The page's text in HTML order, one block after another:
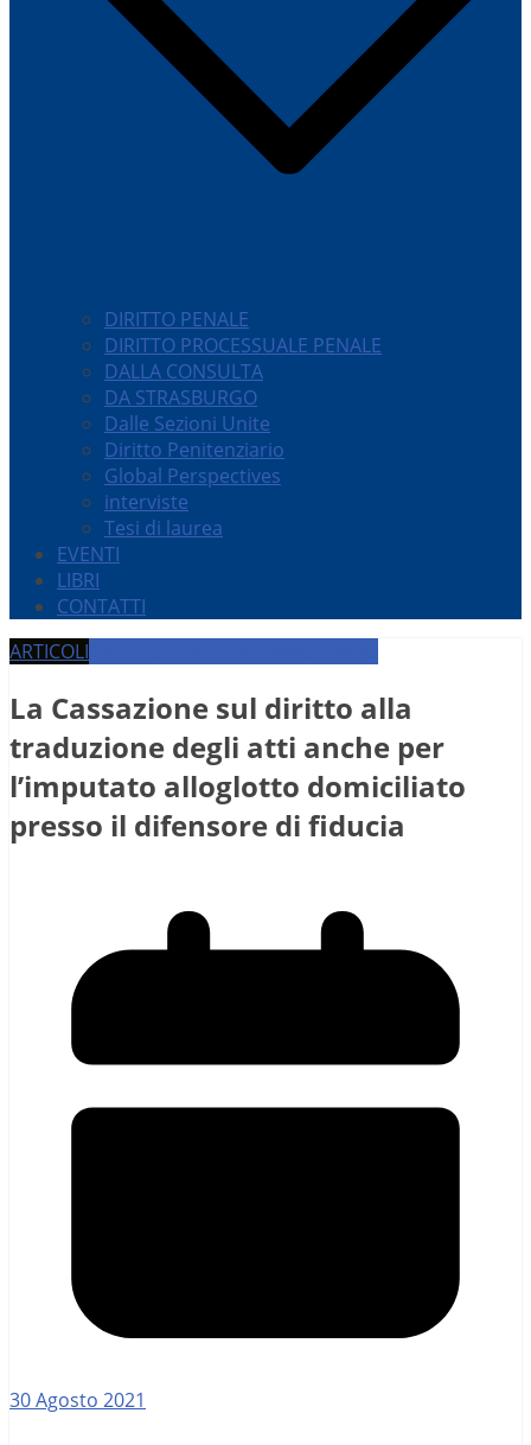
DIRITTO PENALE
DIRITTO PROCESSUALE PENALE
DALLA CONSULTA
DA STRASBURGO
Dalle Sezioni Unite
Diritto Penitenziario
Global Perspectives
interviste
Tesi di laurea
EVENTI
LIBRI
CONTATTI
ARTICOLI
La Cassazione sul diritto alla
traduzione degli atti anche per
l’imputato alloglotto domiciliato
presso il difensore di fiducia
30 Agosto 2021